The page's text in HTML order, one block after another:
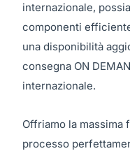
internazionale,
componenti
una disponibilità
consegna ON
internazionale.
Offriamo la massima
processo